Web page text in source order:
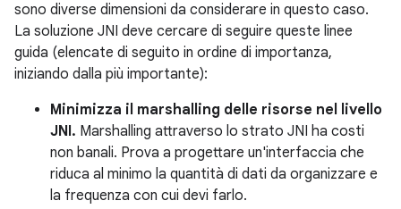
sono diverse dimensioni da considerare in questo caso.
La soluzione JNI deve cercare di seguire queste linee
guida (elencate di seguito in ordine di importanza,
iniziando dalla più importante):
Minimizza il marshalling delle risorse nel livello
JNI. Marshalling attraverso lo strato JNI ha costi
non banali. Prova a progettare un'interfaccia che
riduca al minimo la quantità di dati da organizzare e
la frequenza con cui devi farlo.